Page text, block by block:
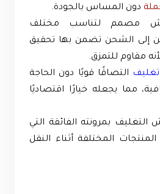
دون المساس بالجودة.
مصمم لتناسب مختلف
إلى الشحن تضمن بها تحقيق
مقاوم للتمزق.
التصاقًا قويًا دون الحاجة
مما يجعله خيارًا اقتصاديًا
التغليف بمرونته الفائقة التي
المختلفة أثناء النقل